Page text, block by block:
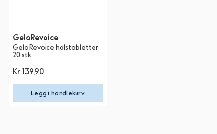
GeloRevoice
GeloRevoice halstabletter
20 stk
Kr 139,90
Legg i handlekurv